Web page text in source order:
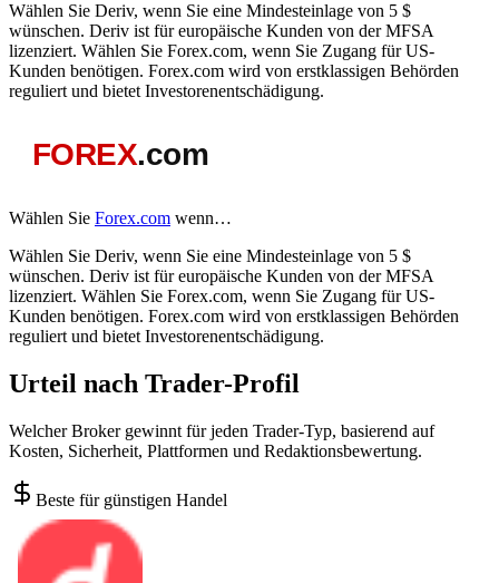
Wählen Sie Deriv, wenn Sie eine Mindesteinlage von 5 $
wünschen. Deriv ist für europäische Kunden von der MFSA
lizenziert. Wählen Sie Forex.com, wenn Sie Zugang für US-
Kunden benötigen. Forex.com wird von erstklassigen Behörden
reguliert und bietet Investorenentschädigung.
Wählen Sie Forex.com wenn…
Wählen Sie Deriv, wenn Sie eine Mindesteinlage von 5 $
wünschen. Deriv ist für europäische Kunden von der MFSA
lizenziert. Wählen Sie Forex.com, wenn Sie Zugang für US-
Kunden benötigen. Forex.com wird von erstklassigen Behörden
reguliert und bietet Investorenentschädigung.
Urteil nach Trader-Profil
Welcher Broker gewinnt für jeden Trader-Typ, basierend auf
Kosten, Sicherheit, Plattformen und Redaktionsbewertung.
Beste für günstigen Handel